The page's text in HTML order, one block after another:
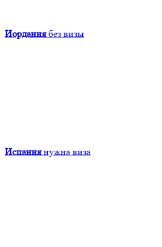
Иордания без визы
Испания нужна виза